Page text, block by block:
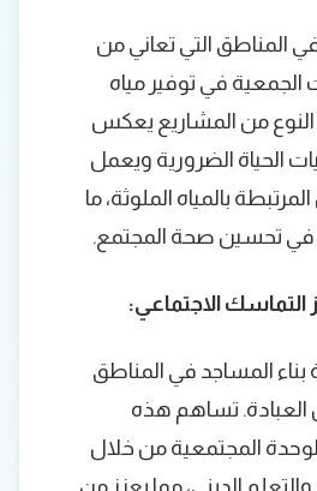
المناطق التي تعاني من
الجمعية في توفير مياه
من المشاريع يعكس
الحياة الضرورية ويعمل
بالمياه الملوثة، ما
تحسين صحة المجتمع.
التماسك الاجتماعي:
المساجد في المناطق
العبادة. تساهم هذه
المجتمعية من خلال
الديني، مما يعزز من